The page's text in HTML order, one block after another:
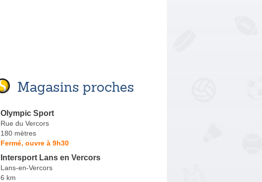
Magasins proches
Olympic Sport
Rue du Vercors
180 mètres
Fermé, ouvre à 9h30
Intersport Lans en Vercors
Lans-en-Vercors
6 km